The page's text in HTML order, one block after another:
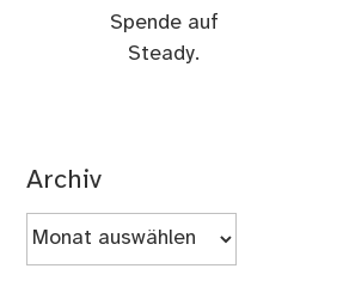
Spende auf
Steady.
Archiv
Archiv